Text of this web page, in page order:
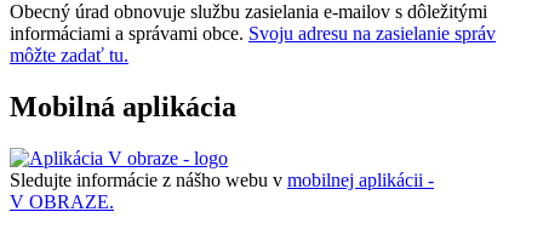
Obecný úrad obnovuje službu zasielania e-mailov s dôležitými
informáciami a správami obce. Svoju adresu na zasielanie správ
môžte zadať tu.
Mobilná aplikácia
Sledujte informácie z nášho webu v mobilnej aplikácii -
V OBRAZE.